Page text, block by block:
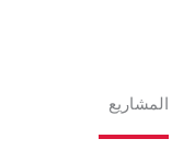
المشاريع